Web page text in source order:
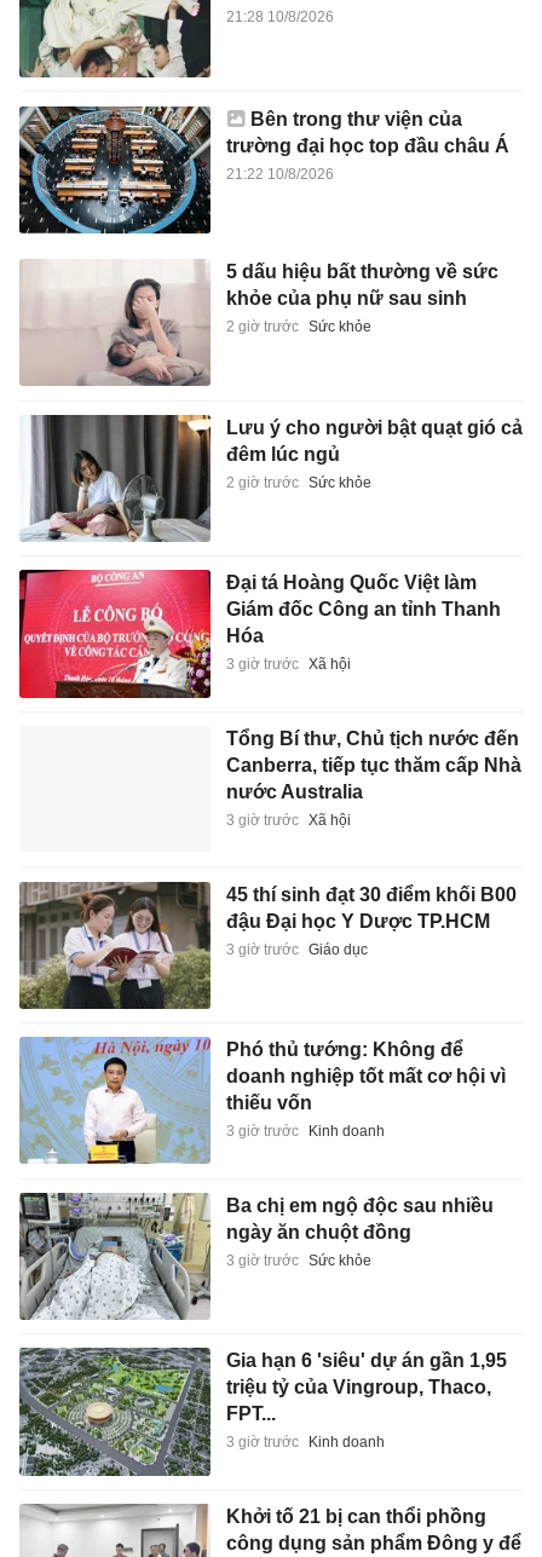
21:28 10/8/2026
Bên trong thư viện của
trường đại học top đầu châu Á
21:22 10/8/2026
5 dấu hiệu bất thường về sức
khỏe của phụ nữ sau sinh
2 giờ trước Sức khỏe
Lưu ý cho người bật quạt gió cả
đêm lúc ngủ
2 giờ trước Sức khỏe
Đại tá Hoàng Quốc Việt làm
Giám đốc Công an tỉnh Thanh
Hóa
3 giờ trước Xã hội
Tổng Bí thư, Chủ tịch nước đến
Canberra, tiếp tục thăm cấp Nhà
nước Australia
3 giờ trước Xã hội
45 thí sinh đạt 30 điểm khối B00
đậu Đại học Y Dược TP.HCM
3 giờ trước Giáo dục
Phó thủ tướng: Không để
doanh nghiệp tốt mất cơ hội vì
thiếu vốn
3 giờ trước Kinh doanh
Ba chị em ngộ độc sau nhiều
ngày ăn chuột đồng
3 giờ trước Sức khỏe
Gia hạn 6 'siêu' dự án gần 1,95
triệu tỷ của Vingroup, Thaco,
FPT...
3 giờ trước Kinh doanh
Khởi tố 21 bị can thổi phồng
công dụng sản phẩm Đông y để